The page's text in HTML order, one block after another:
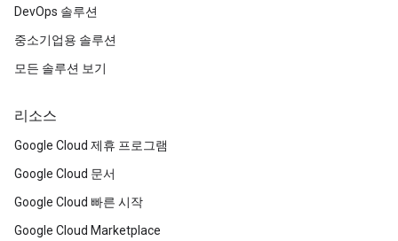
DevOps 솔루션
중소기업용 솔루션
모든 솔루션 보기
리소스
Google Cloud 제휴 프로그램
Google Cloud 문서
Google Cloud 빠른 시작
Google Cloud Marketplace